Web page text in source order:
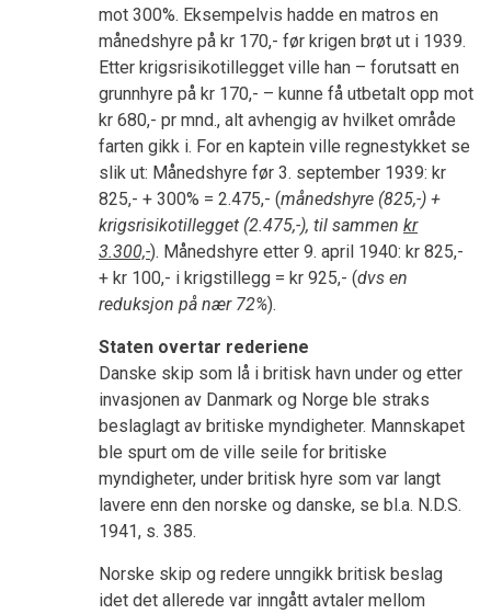
mot 300%. Eksempelvis hadde en matros en
månedshyre på kr 170,- før krigen brøt ut i 1939.
Etter krigsrisikotillegget ville han – forutsatt en
grunnhyre på kr 170,- – kunne få utbetalt opp mot
kr 680,- pr mnd., alt avhengig av hvilket område
farten gikk i. For en kaptein ville regnestykket se
slik ut: Månedshyre før 3. september 1939: kr
825,- + 300% = 2.475,- (månedshyre (825,-) +
krigsrisikotillegget (2.475,-), til sammen kr
3.300,-). Månedshyre etter 9. april 1940: kr 825,-
+ kr 100,- i krigstillegg = kr 925,- (dvs en
reduksjon på nær 72%).
Staten overtar rederiene
Danske skip som lå i britisk havn under og etter
invasjonen av Danmark og Norge ble straks
beslaglagt av britiske myndigheter. Mannskapet
ble spurt om de ville seile for britiske
myndigheter, under britisk hyre som var langt
lavere enn den norske og danske, se bl.a. N.D.S.
1941, s. 385.
Norske skip og redere unngikk britisk beslag
idet det allerede var inngått avtaler mellom